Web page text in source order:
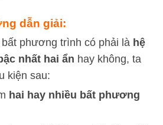
dẫn giải:
phương trình có phải là hệ
nhất hai ẩn hay không, ta
kiện sau:
hai hay nhiều bất phương